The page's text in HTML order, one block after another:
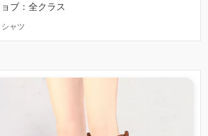
ブ：全クラス
シャツ